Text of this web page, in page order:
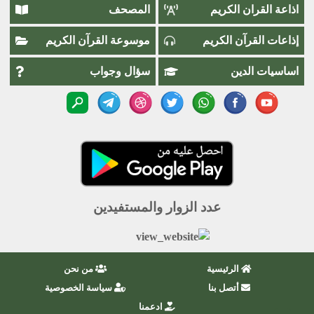
اذاعة القران الكريم المصحف
إذاعات القرآن الكريم موسوعة القرآن الكريم
اساسيات الدين سؤال وجواب
عدد الزوار والمستفيدين
الرئيسية
من نحن
أتصل بنا
سياسة الخصوصية
ادعمنا